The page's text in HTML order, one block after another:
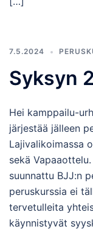
7.5.2024
Syksyn
Hei kamppailu-
järjestää jälleen
Lajivalikoimassa
sekä
suunnattu BJJ:n
peruskurssia ei
tervetulleita
käynnistyvät